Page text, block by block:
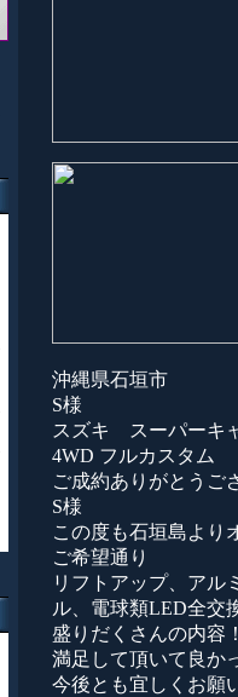
沖縄県石垣市
S様
スズキ スーパーキ
4WD フルカスタム
ご成約ありがとうご
S様
この度も石垣島より
ご希望通り
リフトアップ、アル
ル、電球類LED全交
盛りだくさんの内容
満足して頂いて良か
今後とも宜しくお願